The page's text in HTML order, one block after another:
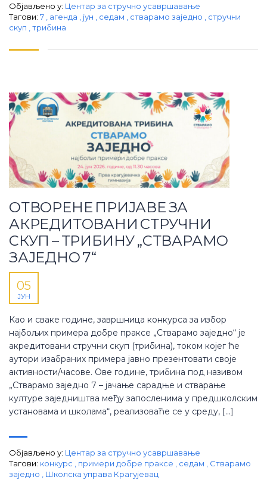
Објављено у: Центар за стручно усавршавање
Тагови: 7 агенда јун седам стварамо заједно
стручни
скуп
трибина
ОТВОРЕНЕ ПРИЈАВЕ ЗА
АКРЕДИТОВАНИ СТРУЧНИ
СКУП – ТРИБИНУ „СТВАРАМО
ЗАЈЕДНО 7“
05
ЈУН
Као и сваке године, завршница конкурса за избор
најбољих примера добре праксе „Стварамо заједно“ је
акредитовани стручни скуп (трибина), током којег ће
аутори изабраних примера јавно презентовати своје
активности/часове. Ове године, трибина под називом
„Стварамо заједно 7 – јачање сарадње и стварање
културе заједништва међу запосленима у предшколским
установама и школама“, реализоваће се у среду, […]
Објављено у: Центар за стручно усавршавање
Тагови: конкурс примери добре праксе седам
Стварамо
заједно
Школска управа Крагујевац